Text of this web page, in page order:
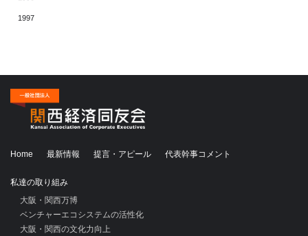
1997
Home 最新情報 提言・アピール 代表幹事コメント
私達の取り組み
大阪・関西万博
ベンチャーエコシステムの活性化
大阪・関西の文化力向上